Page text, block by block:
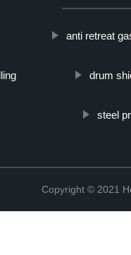
anti retreat
drum
steel
Copyright © 2021